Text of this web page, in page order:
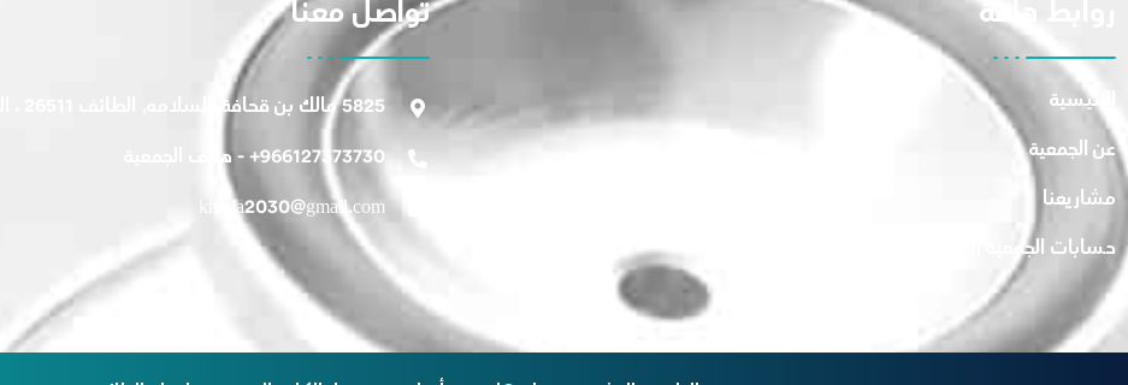
روابط هامة
الرئيسية
عن الجمعية
مشاريعنا
حسابات الجمعية البنكية
تواصل معنا
5825 مالك بن قحافة، السلامه, الطائف 26511 ، السعودية
966127373730+ - هاتف الجمعية
khada2030@gmail.com